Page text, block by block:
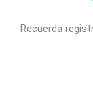
Recuerda